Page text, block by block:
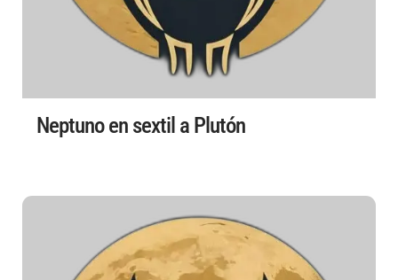
Neptuno en sextil a Plutón